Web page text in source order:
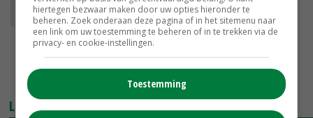
biogas aardbeving aardbevingsschade
LEES OOK
hiertegen bezwaar maken door uw opties hieronder te
beheren. Zoek onderaan deze pagina of in het sitemenu naar
een link om uw toestemming te beheren of in te trekken via de
privacy- en cookie-instellingen.
Toestemming